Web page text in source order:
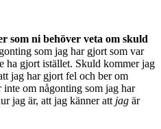
som ni behöver veta om skuld
som jag har gjort som var
ha gjort istället. Skuld kommer jag
jag har gjort fel och ber om
om någonting som jag har
jag är, att jag känner att jag är